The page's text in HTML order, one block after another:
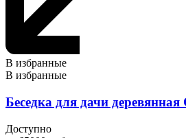
В избранные
В избранные
Беседка для дачи деревянная
Доступно